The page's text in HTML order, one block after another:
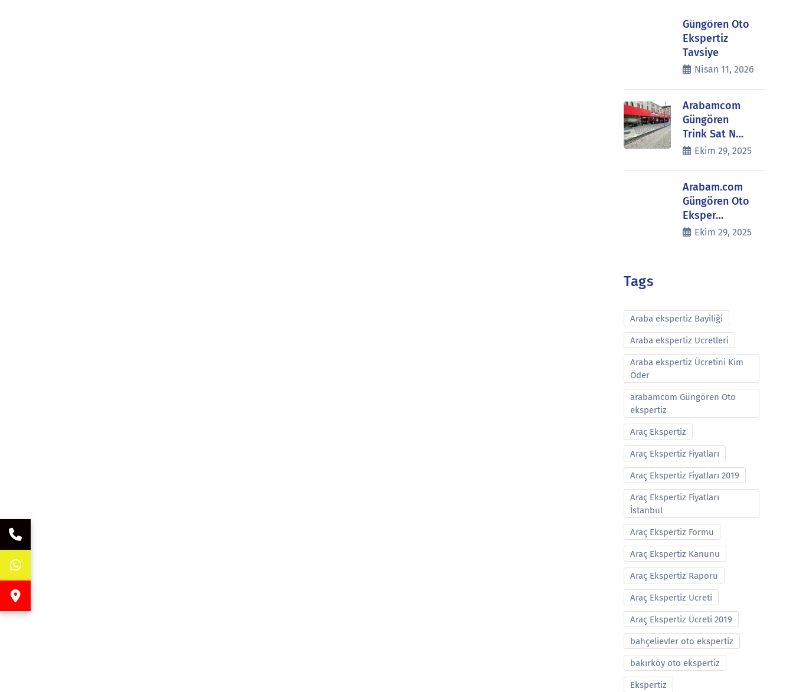
Güngören Oto
Ekspertiz
Tavsiye
Nisan 11, 2026
Arabamcom
Güngören
Trink Sat N…
Ekim 29, 2025
Arabam.com
Güngören Oto
Eksper…
Ekim 29, 2025
Tags
Araba ekspertiz Bayiliği
Araba ekspertiz Ucretleri
Araba ekspertiz Ücretini Kim
Öder
arabamcom Güngören Oto
ekspertiz
Araç Ekspertiz
Araç Ekspertiz Fiyatları
Araç Ekspertiz Fiyatları 2019
Araç Ekspertiz Fiyatları
İstanbul
Araç Ekspertiz Formu
Araç Ekspertiz Kanunu
Araç Ekspertiz Raporu
Araç Ekspertiz Ucreti
Araç Ekspertiz Ücreti 2019
bahçelievler oto ekspertiz
bakırköy oto ekspertiz
Ekspertiz